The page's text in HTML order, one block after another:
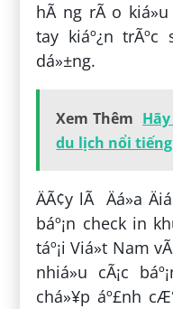
hÃ ng rÃ o kiá»u
tay kiáº¿n trÃºc
dá»±ng.
Xem Thêm
du lịch nổi
ÄÃ¢y lÃ Äá»a
báº¡n check in
táº¡i Viá»t Nam
nhiá»u cÃ¡c
chá»¥p áº£nh